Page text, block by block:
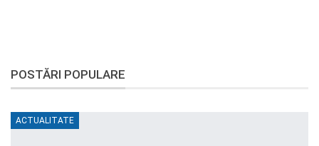
POSTĂRI POPULARE
ACTUALITATE